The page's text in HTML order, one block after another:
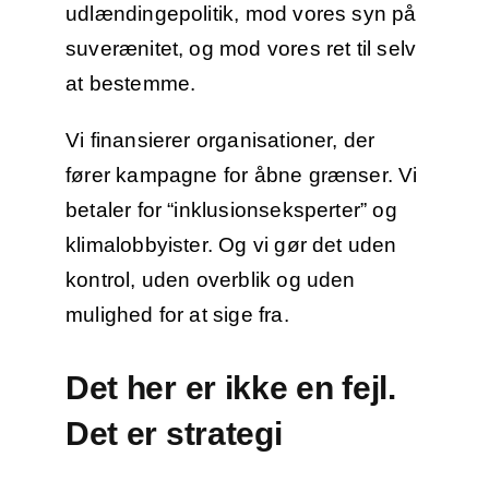
udlændingepolitik, mod vores syn på
suverænitet, og mod vores ret til selv
at bestemme.
Vi finansierer organisationer, der
fører kampagne for åbne grænser. Vi
betaler for “inklusionseksperter” og
klimalobbyister. Og vi gør det uden
kontrol, uden overblik og uden
mulighed for at sige fra.
Det her er ikke en fejl.
Det er strategi